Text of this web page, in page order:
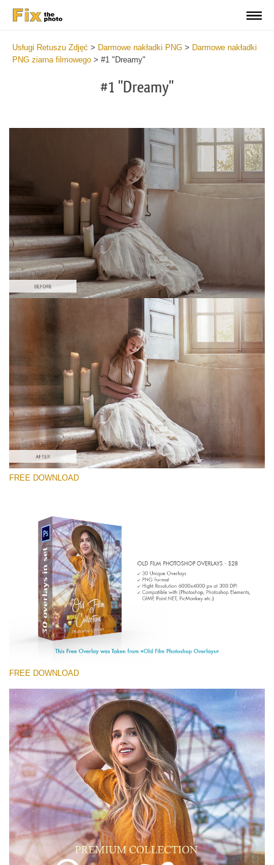
Usługi Retuszu Zdjęć > Darmowe nakładki PNG > Darmowe nakładki
PNG ziarna filmowego > #1 "Dreamy"
#1 "Dreamy"
Proszę wybrać
Free PNG Overlay #1
Small 800*533px
Old Film
(30 Overlays)
Large 6000*4000px
Large 6000*4000px
Entire Collection
(1783 Overlays)
Large 6000*4000px
Darmowe Pobieranie
FREE DOWNLOAD
FREE DOWNLOAD